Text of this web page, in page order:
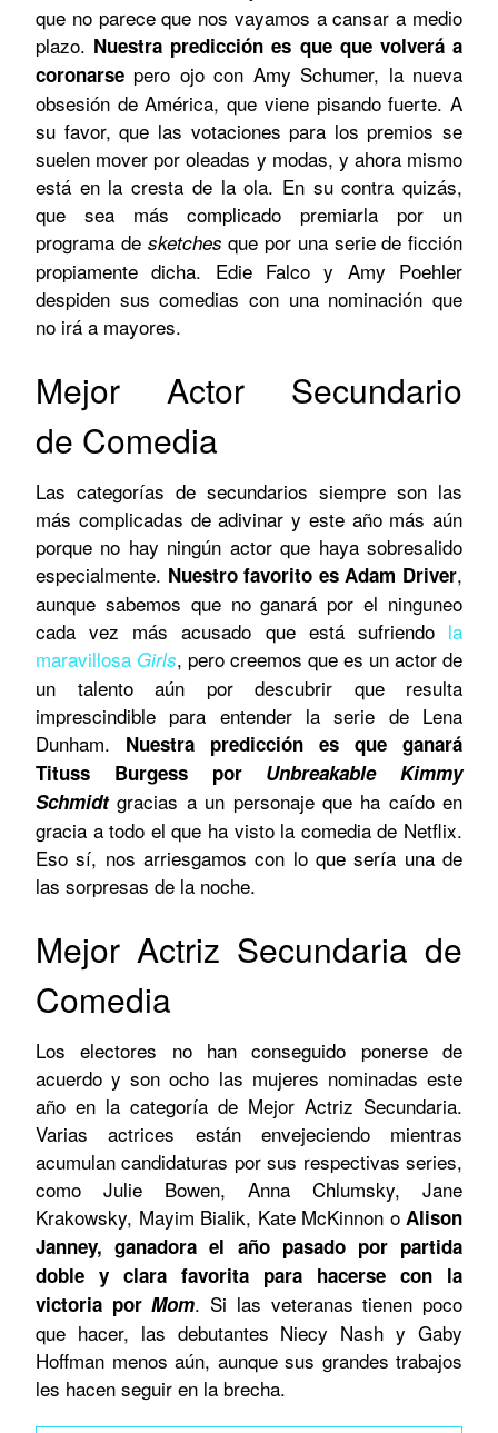
que no parece que nos vayamos a cansar a medio
plazo. Nuestra predicción es que que volverá a
coronarse pero ojo con Amy Schumer, la nueva
obsesión de América, que viene pisando fuerte. A
su favor, que las votaciones para los premios se
suelen mover por oleadas y modas, y ahora mismo
está en la cresta de la ola. En su contra quizás,
que sea más complicado premiarla por un
programa de sketches que por una serie de ficción
propiamente dicha. Edie Falco y Amy Poehler
despiden sus comedias con una nominación que
no irá a mayores.
Mejor Actor Secundario
de Comedia
Las categorías de secundarios siempre son las
más complicadas de adivinar y este año más aún
porque no hay ningún actor que haya sobresalido
especialmente. Nuestro favorito es Adam Driver,
aunque sabemos que no ganará por el ninguneo
cada vez más acusado que está sufriendo la
maravillosa Girls, pero creemos que es un actor de
un talento aún por descubrir que resulta
imprescindible para entender la serie de Lena
Dunham. Nuestra predicción es que ganará
Tituss Burgess porUnbreakable Kimmy
Schmidt gracias a un personaje que ha caído en
gracia a todo el que ha visto la comedia de Netflix.
Eso sí, nos arriesgamos con lo que sería una de
las sorpresas de la noche.
Mejor Actriz Secundaria de
Comedia
Los electores no han conseguido ponerse de
acuerdo y son ocho las mujeres nominadas este
año en la categoría de Mejor Actriz Secundaria.
Varias actrices están envejeciendo mientras
acumulan candidaturas por sus respectivas series,
como Julie Bowen, Anna Chlumsky, Jane
Krakowsky, Mayim Bialik, Kate McKinnon o Alison
Janney, ganadora el año pasado por partida
doble y clara favorita para hacerse con la
victoria porMom. Si las veteranas tienen poco
que hacer, las debutantes Niecy Nash y Gaby
Hoffman menos aún, aunque sus grandes trabajos
les hacen seguir en la brecha.